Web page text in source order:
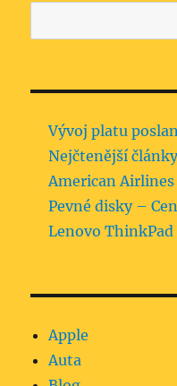
Vývoj platu
Nejčtenější
American
Pevné disky –
Lenovo ThinkPad
Apple
Auta